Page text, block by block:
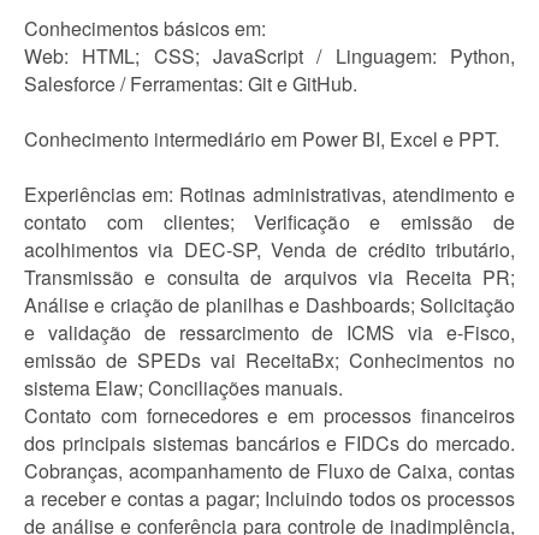
Conhecimentos básicos em:
Web: HTML; CSS; JavaScript / Linguagem: Python,
Salesforce / Ferramentas: Git e GitHub.
Conhecimento intermediário em Power BI, Excel e PPT.
Experiências em: Rotinas administrativas, atendimento e
contato com clientes; Verificação e emissão de
acolhimentos via DEC-SP, Venda de crédito tributário,
Transmissão e consulta de arquivos via Receita PR;
Análise e criação de planilhas e Dashboards; Solicitação
e validação de ressarcimento de ICMS via e-Fisco,
emissão de SPEDs vai ReceitaBx; Conhecimentos no
sistema Elaw; Conciliações manuais.
Contato com fornecedores e em processos financeiros
dos principais sistemas bancários e FIDCs do mercado.
Cobranças, acompanhamento de Fluxo de Caixa, contas
a receber e contas a pagar; Incluindo todos os processos
de análise e conferência para controle de inadimplência,